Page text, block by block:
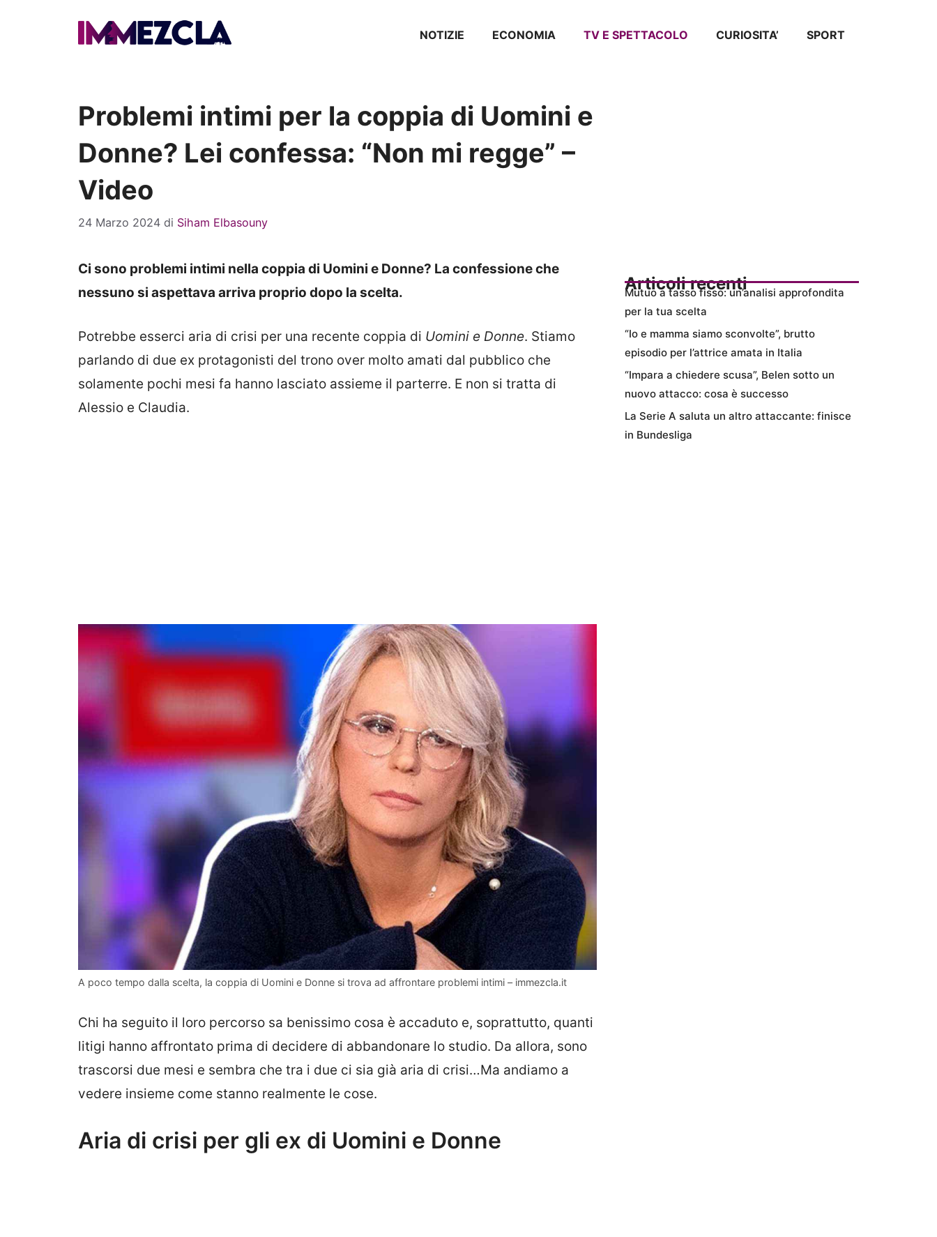
NOTIZIE ECONOMIA TV E SPETTACOLO CURIOSITA’ SPORT
Problemi intimi per la coppia di Uomini e
Donne? Lei confessa: “Non mi regge” –
Video
24 Marzo 2024 di Siham Elbasouny
Ci sono problemi intimi nella coppia di Uomini e Donne? La confessione che
nessuno si aspettava arriva proprio dopo la scelta.
Potrebbe esserci aria di crisi per una recente coppia di Uomini e Donne. Stiamo
parlando di due ex protagonisti del trono over molto amati dal pubblico che
solamente pochi mesi fa hanno lasciato assieme il parterre. E non si tratta di
Alessio e Claudia.
A poco tempo dalla scelta, la coppia di Uomini e Donne si trova ad affrontare problemi intimi – immezcla.it
Chi ha seguito il loro percorso sa benissimo cosa è accaduto e, soprattutto, quanti
litigi hanno affrontato prima di decidere di abbandonare lo studio. Da allora, sono
trascorsi due mesi e sembra che tra i due ci sia già aria di crisi…Ma andiamo a
vedere insieme come stanno realmente le cose.
Aria di crisi per gli ex di Uomini e Donne
Articoli recenti
Mutuo a tasso fisso: un’analisi approfondita
per la tua scelta
“Io e mamma siamo sconvolte”, brutto
episodio per l’attrice amata in Italia
“Impara a chiedere scusa”, Belen sotto un
nuovo attacco: cosa è successo
La Serie A saluta un altro attaccante: finisce
in Bundesliga